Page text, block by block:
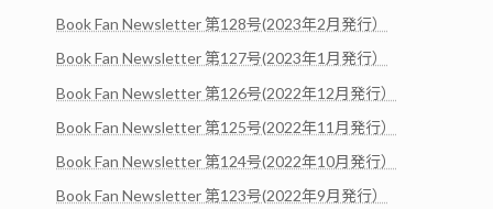
Book Fan Newsletter 第128号(2023年2月発行）
Book Fan Newsletter 第127号(2023年1月発行）
Book Fan Newsletter 第126号(2022年12月発行）
Book Fan Newsletter 第125号(2022年11月発行）
Book Fan Newsletter 第124号(2022年10月発行）
Book Fan Newsletter 第123号(2022年9月発行）